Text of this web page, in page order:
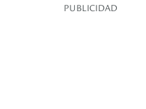
PUBLICIDAD